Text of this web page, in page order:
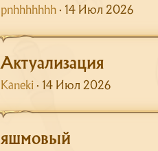
pnhhhhhhh 14 Июл 2026
Актуализация
Kaneki 14 Июл 2026
яшмовый